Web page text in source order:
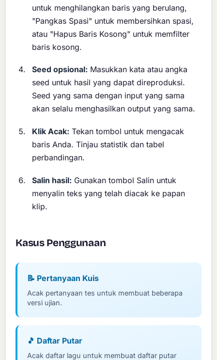
untuk menghilangkan baris yang berulang,
"Pangkas Spasi" untuk membersihkan spasi,
atau "Hapus Baris Kosong" untuk memfilter
baris kosong.
Seed opsional: Masukkan kata atau angka
seed untuk hasil yang dapat direproduksi.
Seed yang sama dengan input yang sama
akan selalu menghasilkan output yang sama.
Klik Acak: Tekan tombol untuk mengacak
baris Anda. Tinjau statistik dan tabel
perbandingan.
Salin hasil: Gunakan tombol Salin untuk
menyalin teks yang telah diacak ke papan
klip.
Kasus Penggunaan
📝 Pertanyaan Kuis
Acak pertanyaan tes untuk membuat beberapa
versi ujian.
🎵 Daftar Putar
Acak daftar lagu untuk membuat daftar putar